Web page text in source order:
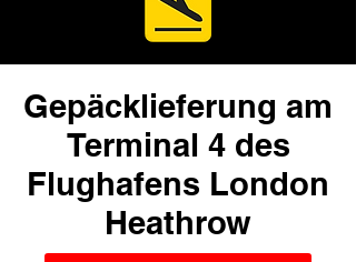
Gepäcklieferung am
Terminal 4 des
Flughafens London
Heathrow